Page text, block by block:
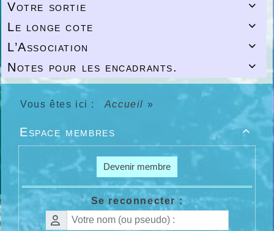

Votre sortie

Le longe cote

L’Association

Notes pour les encadrants.
Vous êtes ici : Accueil »

Espace membres
Devenir membre
Se reconnecter :